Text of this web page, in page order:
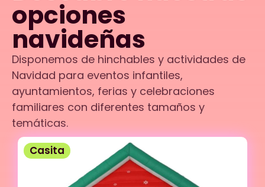
opciones
navideñas
Disponemos de hinchables y actividades de
Navidad para eventos infantiles,
ayuntamientos, ferias y celebraciones
familiares con diferentes tamaños y
temáticas.
Casita